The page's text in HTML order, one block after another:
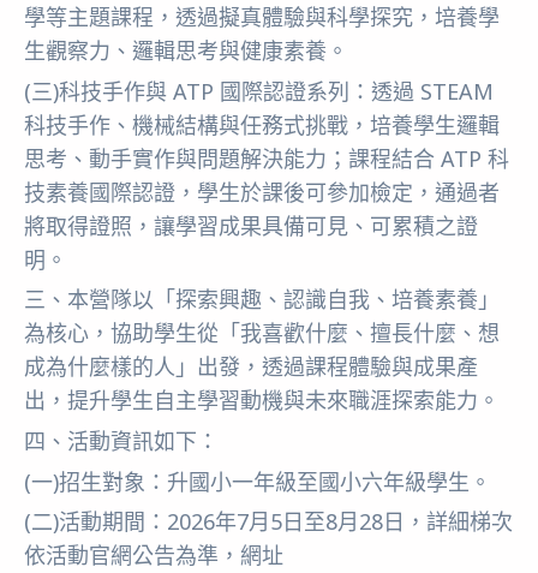
學等主題課程，透過擬真體驗與科學探究，培養學
生觀察力、邏輯思考與健康素養。
(三)科技手作與 ATP 國際認證系列：透過 STEAM
科技手作、機械結構與任務式挑戰，培養學生邏輯
思考、動手實作與問題解決能力；課程結合 ATP 科
技素養國際認證，學生於課後可參加檢定，通過者
將取得證照，讓學習成果具備可見、可累積之證
明。
三、本營隊以「探索興趣、認識自我、培養素養」
為核心，協助學生從「我喜歡什麼、擅長什麼、想
成為什麼樣的人」出發，透過課程體驗與成果產
出，提升學生自主學習動機與未來職涯探索能力。
四、活動資訊如下：
(一)招生對象：升國小一年級至國小六年級學生。
(二)活動期間：2026年7月5日至8月28日，詳細梯次
依活動官網公告為準，網址